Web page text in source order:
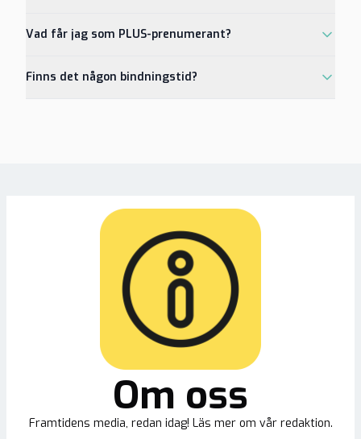
Vad får jag som PLUS-prenumerant?
Finns det någon bindningstid?
Om oss
Framtidens media, redan idag! Läs mer om vår redaktion.